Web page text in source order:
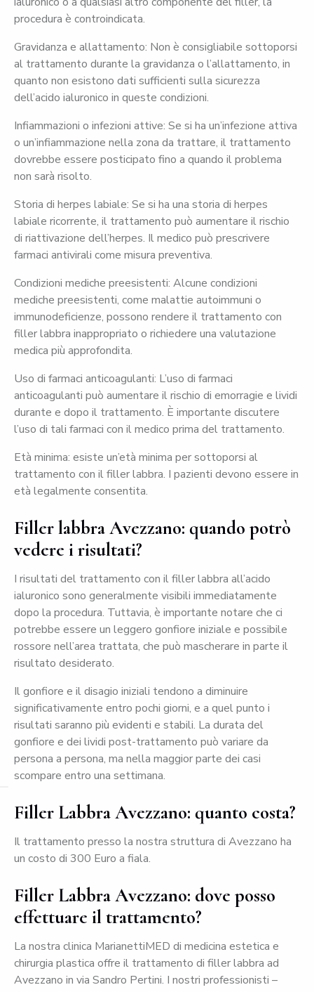
procedura è controindicata.
Gravidanza e allattamento: Non è consigliabile sottoporsi
al trattamento durante la gravidanza o l’allattamento, in
quanto non esistono dati sufficienti sulla sicurezza
dell’acido ialuronico in queste condizioni.
Infiammazioni o infezioni attive: Se si ha un’infezione attiva
o un’infiammazione nella zona da trattare, il trattamento
dovrebbe essere posticipato fino a quando il problema
non sarà risolto.
Storia di herpes labiale: Se si ha una storia di herpes
labiale ricorrente, il trattamento può aumentare il rischio
di riattivazione dell’herpes. Il medico può prescrivere
farmaci antivirali come misura preventiva.
Condizioni mediche preesistenti: Alcune condizioni
mediche preesistenti, come malattie autoimmuni o
immunodeficienze, possono rendere il trattamento con
filler labbra inappropriato o richiedere una valutazione
medica più approfondita.
Uso di farmaci anticoagulanti: L’uso di farmaci
anticoagulanti può aumentare il rischio di emorragie e lividi
durante e dopo il trattamento. È importante discutere
l’uso di tali farmaci con il medico prima del trattamento.
Età minima: esiste un’età minima per sottoporsi al
trattamento con il filler labbra. I pazienti devono essere in
età legalmente consentita.
Filler labbra Avezzano: quando potrò
vedere i risultati?
I risultati del trattamento con il filler labbra all’acido
ialuronico sono generalmente visibili immediatamente
dopo la procedura. Tuttavia, è importante notare che ci
potrebbe essere un leggero gonfiore iniziale e possibile
rossore nell’area trattata, che può mascherare in parte il
risultato desiderato.
Il gonfiore e il disagio iniziali tendono a diminuire
significativamente entro pochi giorni, e a quel punto i
risultati saranno più evidenti e stabili. La durata del
gonfiore e dei lividi post-trattamento può variare da
persona a persona, ma nella maggior parte dei casi
scompare entro una settimana.
Filler Labbra Avezzano: quanto costa?
Il trattamento presso la nostra struttura di Avezzano ha
un costo di 300 Euro a fiala.
Filler Labbra Avezzano: dove posso
effettuare il trattamento?
La nostra clinica MarianettiMED di medicina estetica e
chirurgia plastica offre il trattamento di filler labbra ad
Avezzano in via Sandro Pertini. I nostri professionisti –